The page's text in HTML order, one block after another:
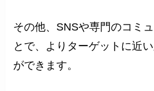
その他、SNSや専門のコミ
とで、よりターゲットに近
ができます。